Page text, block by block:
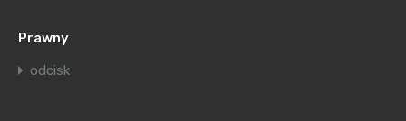
Prawny
odcisk